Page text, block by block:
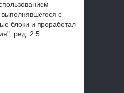
с
блоки и проработал
ред. 2.5: